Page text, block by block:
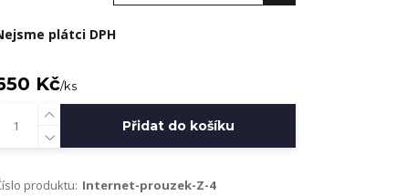
plátci DPH
Kč/ks
Přidat do košíku
produktu: Internet-prouzek-Z-4